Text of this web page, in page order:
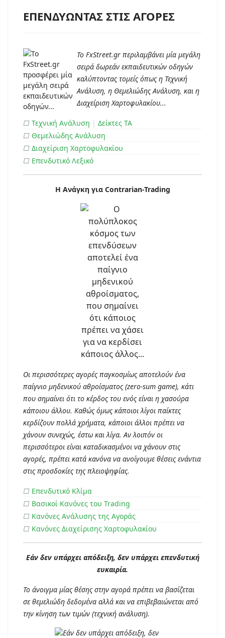
ΕΠΕΝΔΥΩΝΤΑΣ ΣΤΙΣ ΑΓΟΡΕΣ
Το FxStreet.gr περιλαμβάνει μία μεγάλη
σειρά δωρεάν εκπαιδευτικών οδηγών
καλύπτοντας τομείς όπως η Τεχνική
Ανάλυση, η Θεμελιώδης Ανάλυση, και η
Διαχείριση Χαρτοφυλακίου...
□ Τεχνική Ανάλυση | Δείκτες ΤΑ
□ Θεμελιώδης Ανάλυση
□ Διαχείριση Χαρτοφυλακίου
□ Επενδυτικό Λεξικό
Η Ανάγκη για Contrarian-Trading
Οι περισσότερες αγορές παγκοσμίως αποτελούν ένα
παίγνιο μηδενικού αθροίσματος (zero-sum game), κάτι
που σημαίνει ότι το κέρδος του ενός είναι η χασούρα
κάποιου άλλου. Καθώς όμως κάποιοι λίγοι παίκτες
κερδίζουν πολλά χρήματα, κάποιοι άλλοι πρέπει να
χάνουν συνεχώς, έστω και λίγα. Αν λοιπόν οι
περισσότεροι είναι καταδικασμένοι να χάνουν στις
αγορές, πρέπει κατά κανόνα να ανοίγουμε θέσεις ενάντια
στις προσδοκίες της πλειοψηφίας.
□ Επενδυτικό Κλίμα
□ Βασικοί Κανόνες του Trading
□ Κανόνες Ανάλυσης της Αγοράς
□ Κανόνες Διαχείρισης Χαρτοφυλακίου
Εάν δεν υπάρχει απόδειξη, δεν υπάρχει επενδυτική
ευκαιρία.
Το άνοιγμα μίας θέσης στην αγορά πρέπει να βασίζεται
σε θεμελιώδη δεδομένα αλλά και να επιβεβαιώνεται από
την κίνηση των τιμών (τεχνική ανάλυση).